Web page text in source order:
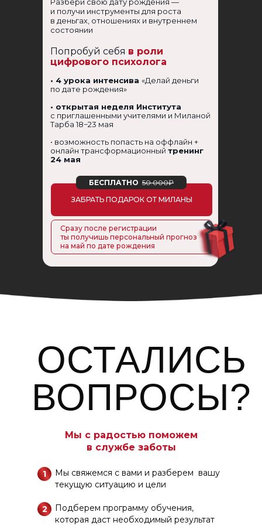
Сразу после регистрации
ты получишь персональный прогноз
на май по дате рождения
ЗАБРАТЬ ПОДАРОК ОТ МИЛАНЫ
• 4 урока интенсива «Делай деньги
по дате рождения»
• открытая неделя Института
с приглашенными учителями и Миланой
Тарба 18−23 мая
• возможность попасть на оффлайн +
онлайн трансформационный тренинг
24 мая
Попробуй себя в роли
цифрового психолога
и получи инструменты для роста
в деньгах, отношениях и внутреннем
состоянии
БЕСПЛАТНО 50.000₽
ОСТАЛИСЬ
ВОПРОСЫ?
Мы с радостью поможем
в службе заботы
Мы свяжемся с вами и разберем вашу
текущую ситуацию и цели
1
Подберем программу обучения,
которая даст необходимый результат
2
Ответы
на частые
вопросы
Сколько это стоит?
Можно ли пройти оба
подарка одновременно
или лучше по очереди?